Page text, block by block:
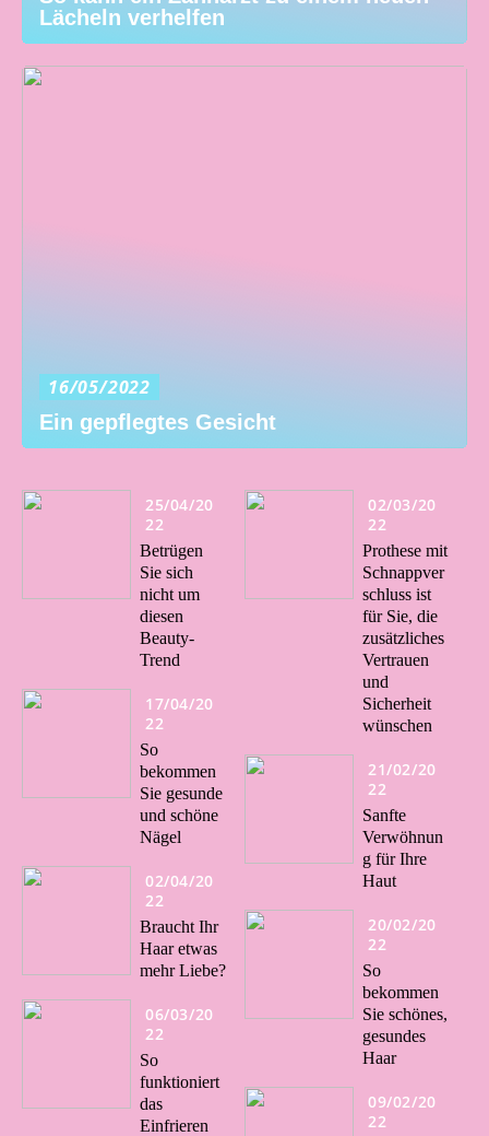
Lächeln verhelfen
16/05/2022
Ein gepflegtes Gesicht
25/04/20
22
Betrügen
Sie sich
nicht um
diesen
Beauty-
Trend
17/04/20
22
So
bekommen
Sie gesunde
und schöne
Nägel
02/04/20
22
Braucht Ihr
Haar etwas
mehr Liebe?
06/03/20
22
So
funktioniert
das
Einfrieren
02/03/20
22
Prothese mit
Schnappver
schluss ist
für Sie, die
zusätzliches
Vertrauen
und
Sicherheit
wünschen
21/02/20
22
Sanfte
Verwöhnun
g für Ihre
Haut
20/02/20
22
So
bekommen
Sie schönes,
gesundes
Haar
09/02/20
22